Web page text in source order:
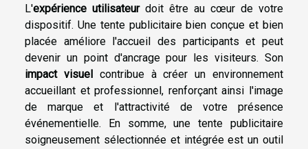
L'expérience utilisateurdoit être au cœur de votre
dispositif. Une tente publicitaire bien conçue et bien
placée améliore l'accueil des participants et peut
devenir un point d'ancrage pour les visiteurs. Son
impact visuel
contribue à créer un environnement
accueillant et professionnel, renforçant ainsi l'image
de marque et l'attractivité de votre présence
événementielle. En somme, une tente publicitaire
soigneusement sélectionnée et intégrée est un outil